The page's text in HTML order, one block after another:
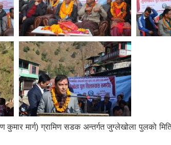
कुमार मार्ग) ग्रामिण सडक अन्तर्गत जुग्लेखोला पुलको